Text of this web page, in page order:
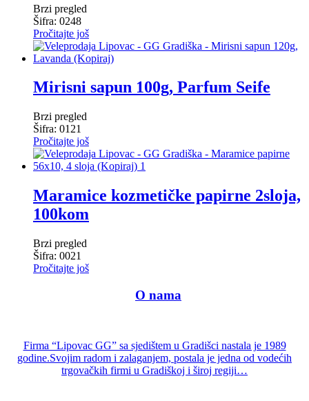
Brzi pregled
Šifra: 0248
Pročitajte još
Mirisni sapun 100g, Parfum Seife
Brzi pregled
Šifra: 0121
Pročitajte još
Maramice kozmetičke papirne 2sloja,
100kom
Brzi pregled
Šifra: 0021
Pročitajte još
O nama
Firma “Lipovac GG” sa sjedištem u Gradišci nastala je 1989
godine.Svojim radom i zalaganjem, postala je jedna od vodećih
trgovačkih firmi u Gradiškoj i široj regiji…